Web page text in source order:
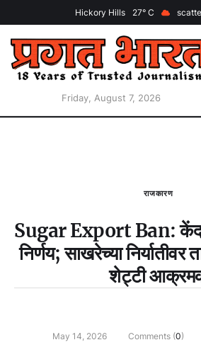
Hickory Hills 27
Friday, August 7, 2026
राजकारण
Sugar Export Ban: केंद्र
निर्णय; साखरेच्या निर्यातीवर
शेट्टी
May 14, 2026 Comments (0)